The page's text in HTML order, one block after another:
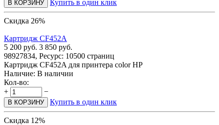
В КОРЗИНУ Купить в один клик
Скидка 26%
Картридж CF452A
5 200 руб. 3 850 руб.
98927834, Ресурс: 10500 страниц
Картридж CF452A для принтера color HP
Наличие: В наличии
Кол-во:
+
−
В КОРЗИНУ Купить в один клик
Скидка 12%